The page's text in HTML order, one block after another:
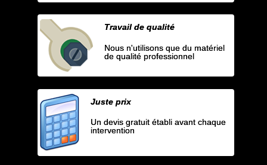
Travail de qualité
Nous n'utilisons que du matériel
de qualité professionnel
Juste prix
Un devis gratuit établi avant chaque
intervention